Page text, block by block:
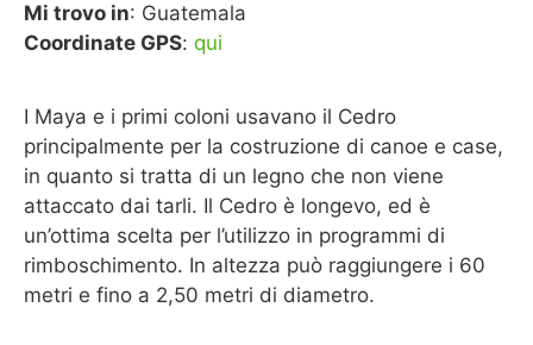
Mi trovo in: Guatemala
Coordinate GPS: qui
I Maya e i primi coloni usavano il Cedro
principalmente per la costruzione di canoe e case,
in quanto si tratta di un legno che non viene
attaccato dai tarli. Il Cedro è longevo, ed è
un’ottima scelta per l’utilizzo in programmi di
rimboschimento. In altezza può raggiungere i 60
metri e fino a 2,50 metri di diametro.